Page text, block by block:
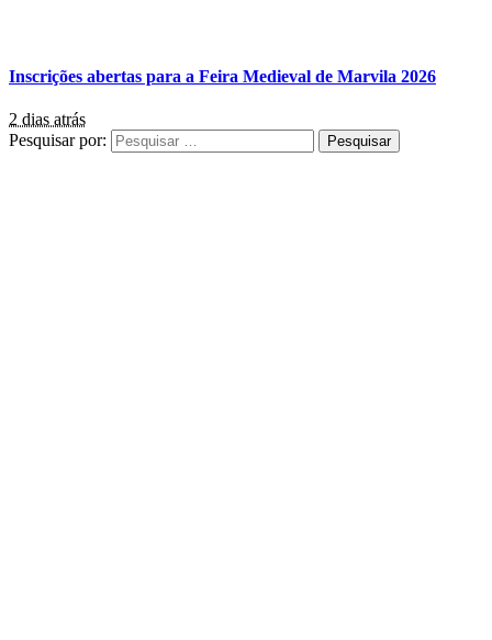
Inscrições abertas para a Feira Medieval de Marvila 2026
2 dias atrás
Pesquisar por: